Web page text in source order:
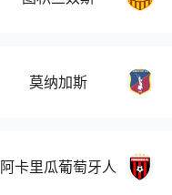
莫纳加斯
阿卡里瓜葡萄牙人